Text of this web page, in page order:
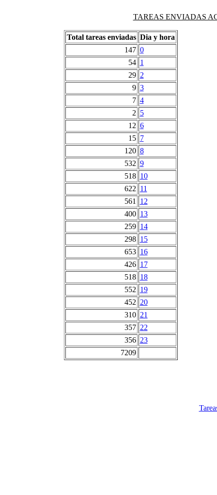
TAREAS ENVIADAS
Total tareas enviadas Dia y hora
147 0
54 1
29 2
9 3
7 4
2 5
12 6
15 7
120 8
532 9
518 10
622 11
561
12
400 13
259 14
298 15
653 16
426 17
518 18
552 19
452 20
310 21
357 22
356 23
7209